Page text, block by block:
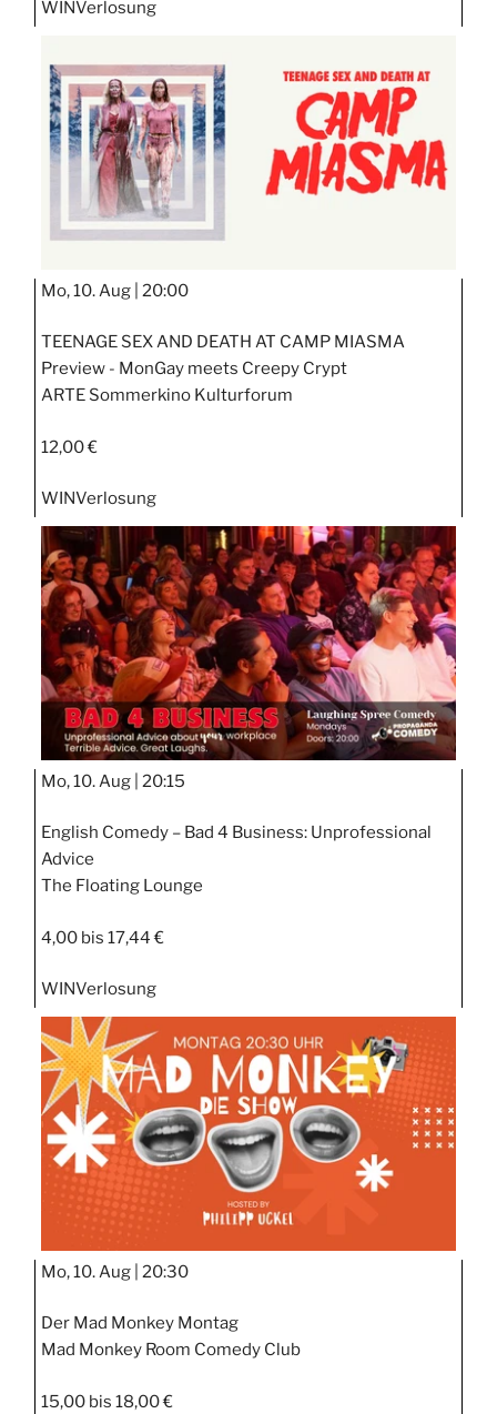
WINVerlosung
Mo, 10. Aug | 20:00
TEENAGE SEX AND DEATH AT CAMP MIASMA
Preview - MonGay meets Creepy Crypt
ARTE Sommerkino Kulturforum
12,00 €
WINVerlosung
Mo, 10. Aug | 20:15
English Comedy – Bad 4 Business: Unprofessional
Advice
The Floating Lounge
4,00 bis 17,44 €
WINVerlosung
Mo, 10. Aug | 20:30
Der Mad Monkey Montag
Mad Monkey Room Comedy Club
15,00 bis 18,00 €